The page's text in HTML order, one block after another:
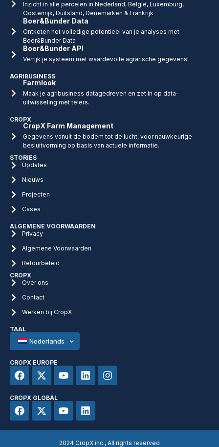
Inzicht in alle percelen in Nederland, België, Luxemburg,
Oostenrijk, Duitsland, Denemarken & Frankrijk
Boer&Bunder Data
Ontketen het volledige potentieel van je analyses met
Boer&Bunder Data
Boer&Bunder API
Verrijk je systeem met waardevolle agrarische gegevens!
AGRIBUSINESS
Farmlook
Maak je agribusiness datagedreven en zet in op data-
uitwisseling met telers.
CROPX
CropX Farm Management
Gegevens vanuit de bodem tot de lucht, voor nauwkeurige
besluitvorming op basis van actuele informatie.
STORIES
Updates
Nieuws
Projecten
Cases
ALGEMENE VOORWAARDEN
Privacy
Algemene Voorwaarden
Retourbeleid
CROPX
Over ons
Contact
Werken bij CropX
TAAL
Nederlands
CROPX EUROPE
CROPX GLOBAL
2024 CropX inc., All rights reserved​